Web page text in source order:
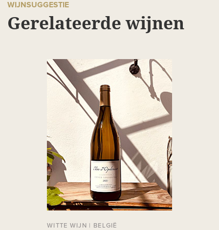
WIJNSUGGESTIE
Gerelateerde wijnen
WITTE WIJN | BELGIË